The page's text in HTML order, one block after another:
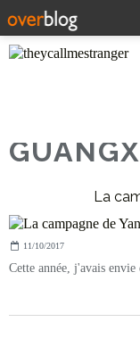
La
11/10/2017
Cette année, j'avais